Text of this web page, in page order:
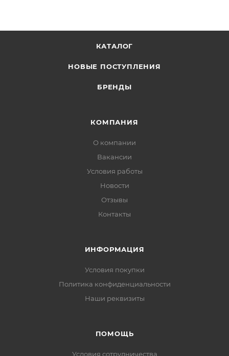
КАТАЛОГ
НОВЫЕ ПОСТУПЛЕНИЯ
БРЕНДЫ
КОМПАНИЯ
О компании
Вакансии
Условия работы
Новости
Отзывы
Контакты
ИНФОРМАЦИЯ
Условия покупки
Политика конфиденциальности
Наши реквизиты
ПОМОЩЬ
Условия сотрудничества